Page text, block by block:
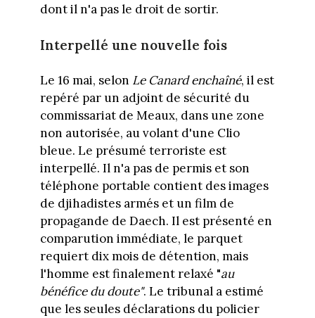
dont il n'a pas le droit de sortir.
Interpellé une nouvelle fois
Le 16 mai, selon Le Canard enchaîné, il est
repéré par un adjoint de sécurité du
commissariat de Meaux, dans une zone
non autorisée, au volant d'une Clio
bleue. Le présumé terroriste est
interpellé. Il n'a pas de permis et son
téléphone portable contient des images
de djihadistes armés et un film de
propagande de Daech. Il est présenté en
comparution immédiate, le parquet
requiert dix mois de détention, mais
l'homme est finalement relaxé "au
bénéfice du doute". Le tribunal a estimé
que les seules déclarations du policier